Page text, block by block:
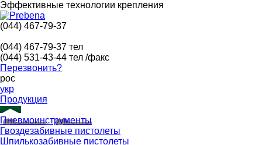
Эффективные технологии крепления
(044) 467-79-37
(044) 467-79-37 тел
(044) 531-43-44 тел /факс
Перезвонить?
рос
укр
Продукция
Пневмоинструменты
Гвоздезабивные пистолеты
Шпилькозабивные пистолеты